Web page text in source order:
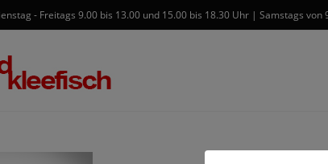
- Freitags 9.00 bis 13.00 und 15.00 bis 18.30 Uhr | Samstags